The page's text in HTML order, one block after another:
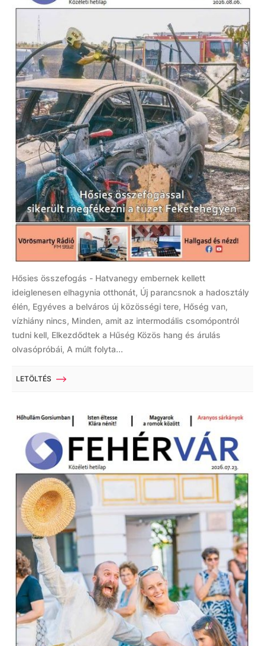
Hősies összefogás - Hatvanegy embernek kellett
ideiglenesen elhagynia otthonát, Új parancsnok a hadosztály
élén, Egyéves a belváros új közösségi tere, Hőség van,
vízhiány nincs, Minden, amit az intermodális csomópontról
tudni kell, Elkezdődtek a Hűség Közös hang és árulás
olvasópróbái, A múlt folyta...
LETÖLTÉS